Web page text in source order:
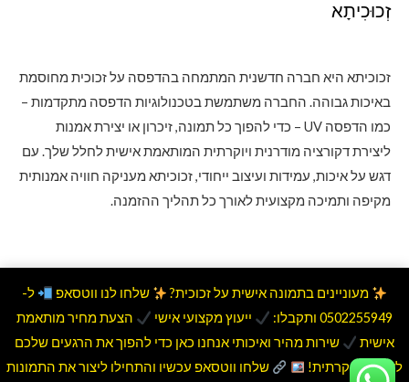
מעוניינים בתמונה אישית על זכוכית? שלחו לנו ווטסאפ
ל-
0502255949 ותקבלו:
ייעוץ מקצועי אישי
הצעת מחיר מותאמת
אישית
שירות מהיר ואיכותי אנחנו כאן כדי להפוך את הרגעים שלכם
לאמנות יוקרתית!
שלחו ווטסאפ עכשיו והתחילו ליצור את התמונות
זְכוּכִיתָא
זכוכיתא היא חברה חדשנית המתמחה בהדפסה על זכוכית מחוסמת
באיכות גבוהה. החברה משתמשת בטכנולוגיות הדפסה מתקדמות –
כמו הדפסה UV – כדי להפוך כל תמונה, זיכרון או יצירת אמנות
ליצירת דקורציה מודרנית ויוקרתית המותאמת אישית לחלל שלך. עם
דגש על איכות, עמידות ועיצוב ייחודי, זכוכיתא מעניקה חוויה אמנותית
מקיפה ותמיכה מקצועית לאורך כל תהליך ההזמנה.
Copyright © 2026 זְכוּכִיתָא. Powered by זְכוּכִיתָא.